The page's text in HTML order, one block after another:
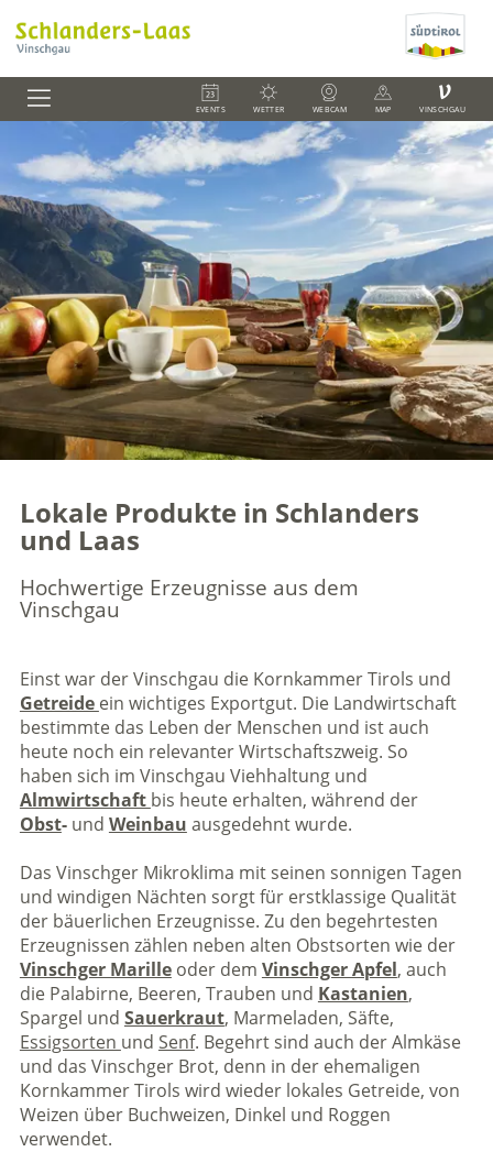
EVENTS WETTER WEBCAM MAP
V
VINSCHGAU
Lokale Produkte in Schlanders
und Laas
Hochwertige Erzeugnisse aus dem
Vinschgau
Einst war der Vinschgau die Kornkammer Tirols und
Getreide ein wichtiges Exportgut. Die Landwirtschaft
bestimmte das Leben der Menschen und ist auch
heute noch ein relevanter Wirtschaftszweig. So
haben sich im Vinschgau Viehhaltung und
Almwirtschaft bis heute erhalten, während der
Obst- und Weinbau ausgedehnt wurde.
Das Vinschger Mikroklima mit seinen sonnigen Tagen
und windigen Nächten sorgt für erstklassige Qualität
der bäuerlichen Erzeugnisse. Zu den begehrtesten
Erzeugnissen zählen neben alten Obstsorten wie der
Vinschger Marilleoder dem Vinschger Apfel, auch
die Palabirne, Beeren, Trauben und Kastanien,
Spargel und Sauerkraut, Marmeladen, Säfte,
Essigsorten und Senf. Begehrt sind auch der Almkäse
und das Vinschger Brot, denn in der ehemaligen
Kornkammer Tirols wird wieder lokales Getreide, von
Weizen über Buchweizen, Dinkel und Roggen
verwendet.